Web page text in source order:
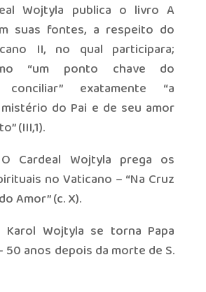
Wojtyla publica o livro A
suas fontes, a respeito do
II, no qual participara;
“um ponto chave do
conciliar” exatamente “a
do Pai e de seu amor
(III,1).
O Cardeal Wojtyla prega os
no Vaticano – “Na Cruz
Amor” (c. X).
Karol Wojtyla se torna Papa
50 anos depois da morte de S.